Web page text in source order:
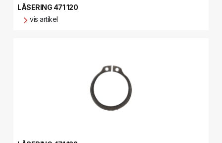
LÅSERING 471 120
vis artikel